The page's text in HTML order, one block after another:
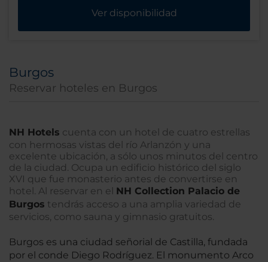
Ver disponibilidad
Burgos
Reservar hoteles en Burgos
NH Hotels cuenta con un hotel de cuatro estrellas
con hermosas vistas del río Arlanzón y una
excelente ubicación, a sólo unos minutos del centro
de la ciudad. Ocupa un edificio histórico del siglo
XVI que fue monasterio antes de convertirse en
hotel. Al reservar en el NH Collection Palacio de
Burgos tendrás acceso a una amplia variedad de
servicios, como sauna y gimnasio gratuitos.
Burgos es una ciudad señorial de Castilla, fundada
por el conde Diego Rodríguez. El monumento Arco